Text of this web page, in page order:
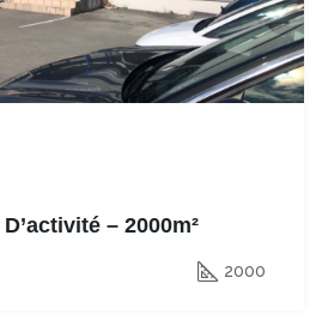
– 2000m²
2000